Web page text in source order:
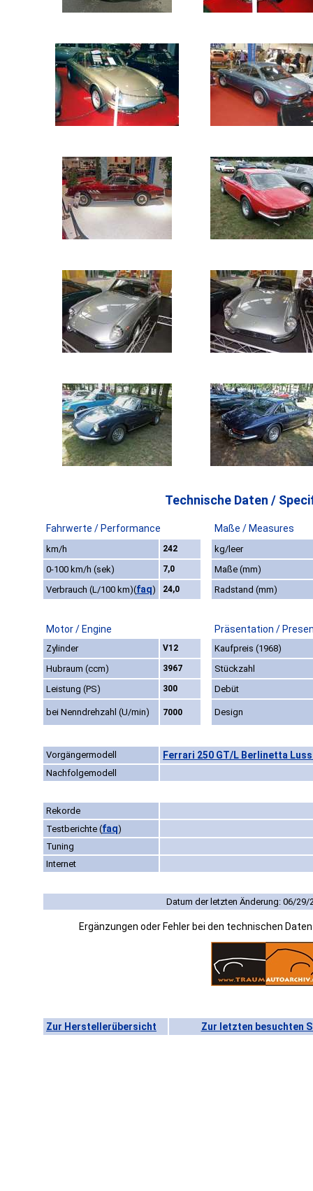
Technische Daten /
Fahrwerte / Performance Maße / Measures
km/h 242
kg/leer
0-100 km/h (sek)
7,0
Maße (mm)
Verbrauch (L/100 km)(faq) 24,0 Radstand (mm)
Motor / Engine Präsentation /
Zylinder V12
Kaufpreis (1968)
Hubraum (ccm)
3967
Stückzahl
Leistung (PS)
300 Debüt
bei Nenndrehzahl (U/min) 7000 Design
Vorgängermodell Ferrari 250 GT/L Berlinetta
Nachfolgemodell
Rekorde
Testberichte (faq)
Tuning
Internet
Datum der letzten Änderung: 06/29/
Ergänzungen oder Fehler bei den technischen
Zur Herstellerübersicht Zur letzten besuchten